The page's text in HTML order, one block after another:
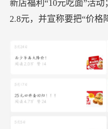
新店福利“10元吃面”活
2.8元，并宣称要把“价